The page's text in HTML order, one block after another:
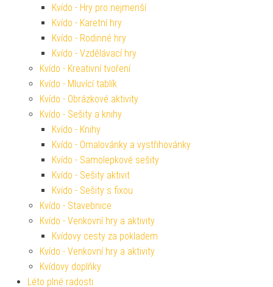
Kvído - Hry pro nejmenší
Kvído - Karetní hry
Kvído - Rodinné hry
Kvído - Vzdělávací hry
Kvído - Kreativní tvoření
Kvído - Mluvící tablík
Kvído - Obrázkové aktivity
Kvído - Sešity a knihy
Kvído - Knihy
Kvído - Omalovánky a vystřihovánky
Kvído - Samolepkové sešity
Kvído - Sešity aktivit
Kvído - Sešity s fixou
Kvído - Stavebnice
Kvído - Venkovní hry a aktivity
Kvídovy cesty za pokladem
Kvído - Venkovní hry a aktivity
Kvídovy doplňky
Léto plné radosti